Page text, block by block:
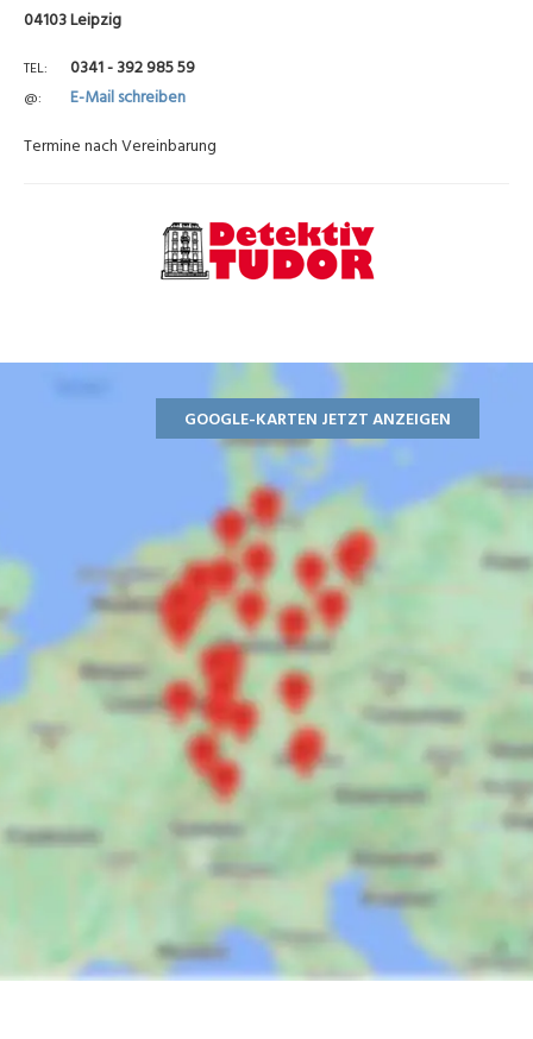
04103 Leipzig
TEL 0341 - 392 985 59
@
E-Mail schreiben
Termine nach Vereinbarung
GOOGLE-KARTEN JETZT ANZEIGEN